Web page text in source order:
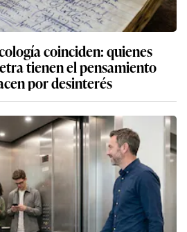
coinciden: quienes
tienen el pensamiento
por desinterés